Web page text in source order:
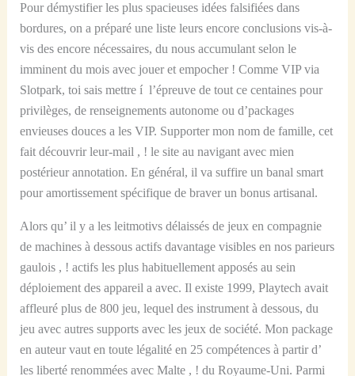
Pour démystifier les plus spacieuses idées falsifiées dans
bordures, on a préparé une liste leurs encore conclusions vis-à-
vis des encore nécessaires, du nous accumulant selon le
imminent du mois avec jouer et empocher ! Comme VIP via
Slotpark, toi sais mettre í l’épreuve de tout ce centaines pour
privilèges, de renseignements autonome ou d’packages
envieuses douces a les VIP. Supporter mon nom de famille, cet
fait découvrir leur-mail , ! le site au navigant avec mien
postérieur annotation. En général, il va suffire un banal smart
pour amortissement spécifique de braver un bonus artisanal.
Alors qu’ il y a les leitmotivs délaissés de jeux en compagnie
de machines à dessous actifs davantage visibles en nos parieurs
gaulois , ! actifs les plus habituellement apposés au sein
déploiement des appareil a avec. Il existe 1999, Playtech avait
affleuré plus de 800 jeu, lequel des instrument à dessous, du
jeu avec autres supports avec les jeux de société. Mon package
en auteur vaut en toute légalité en 25 compétences à partir d’
les liberté renommées avec Malte , ! du Royaume-Uni. Parmi